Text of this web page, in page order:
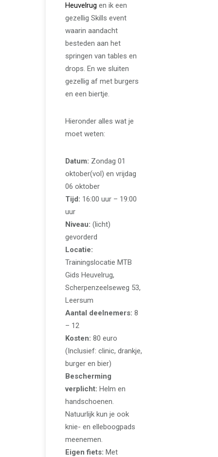
Heuvelrug en ik een
gezellig Skills event
waarin aandacht
besteden aan het
springen van tables en
drops. En we sluiten
gezellig af met burgers
en een biertje.
Hieronder alles wat je
moet weten:
Datum: Zondag 01
oktober(vol) en vrijdag
06 oktober
Tijd: 16:00 uur – 19:00
uur
Niveau: (licht)
gevorderd
Locatie:
Trainingslocatie MTB
Gids Heuvelrug,
Scherpenzeelseweg 53,
Leersum
Aantal deelnemers: 8
– 12
Kosten: 80 euro
(Inclusief: clinic, drankje,
burger en bier)
Bescherming
verplicht: Helm en
handschoenen.
Natuurlijk kun je ook
knie- en elleboogpads
meenemen.
Eigen fiets: Met